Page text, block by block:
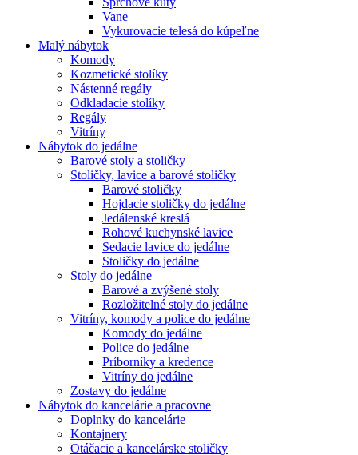
Vane
Vykurovacie telesá do kúpeľne
Malý nábytok
Komody
Kozmetické stolíky
Nástenné regály
Odkladacie stolíky
Regály
Vitríny
Nábytok do jedálne
Barové stoly a stoličky
Stoličky, lavice a barové stoličky
Barové stoličky
Hojdacie stoličky do jedálne
Jedálenské kreslá
Rohové kuchynské lavice
Sedacie lavice do jedálne
Stoličky do jedálne
Stoly do jedálne
Barové a zvýšené stoly
Rozložitelné stoly do jedálne
Vitríny, komody a police do jedálne
Komody do jedálne
Police do jedálne
Príborníky a kredence
Vitríny do jedálne
Zostavy do jedálne
Nábytok do kancelárie a pracovne
Doplnky do kancelárie
Kontajnery
Otáčacie a kancelárske stoličky